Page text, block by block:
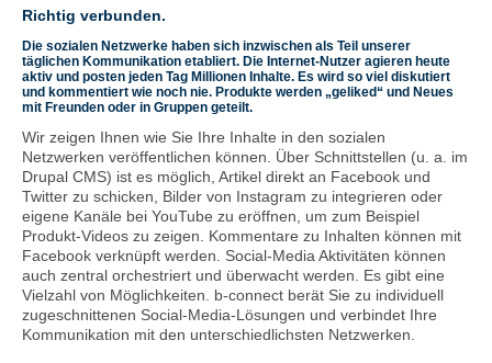
Richtig verbunden.
Die sozialen Netzwerke haben sich inzwischen als Teil unserer
täglichen Kommunikation etabliert. Die Internet-Nutzer agieren heute
aktiv und posten jeden Tag Millionen Inhalte. Es wird so viel diskutiert
und kommentiert wie noch nie. Produkte werden „geliked“ und Neues
mit Freunden oder in Gruppen geteilt.
Wir zeigen Ihnen wie Sie Ihre Inhalte in den sozialen
Netzwerken veröffentlichen können. Über Schnittstellen (u. a. im
Drupal CMS) ist es möglich, Artikel direkt an Facebook und
Twitter zu schicken, Bilder von Instagram zu integrieren oder
eigene Kanäle bei YouTube zu eröffnen, um zum Beispiel
Produkt-Videos zu zeigen. Kommentare zu Inhalten können mit
Facebook verknüpft werden. Social-Media Aktivitäten können
auch zentral orchestriert und überwacht werden. Es gibt eine
Vielzahl von Möglichkeiten. b-connect berät Sie zu individuell
zugeschnittenen Social-Media-Lösungen und verbindet Ihre
Kommunikation mit den unterschiedlichsten Netzwerken.